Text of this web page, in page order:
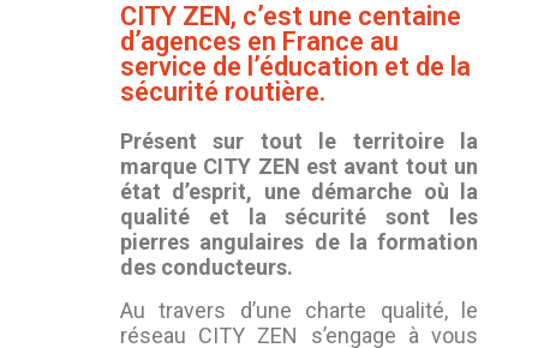
CITY ZEN, c’est une centaine
d’agences en France au
service de l’éducation et de la
sécurité routière.
Présent sur tout le territoire la
marque CITY ZEN est avant tout un
état d’esprit, une démarche où la
qualité et la sécurité sont les
pierres angulaires de la formation
des conducteurs.
Au travers d’une charte qualité, le
réseau CITY ZEN s’engage à vous